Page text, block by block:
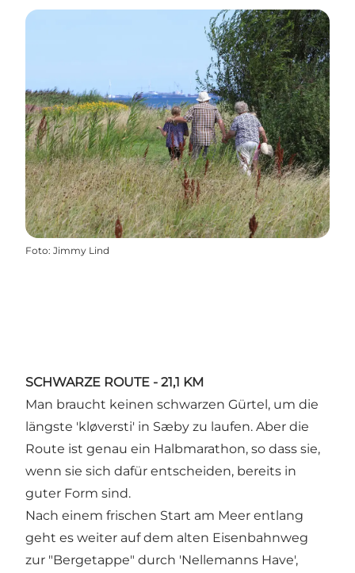
Foto: Jimmy Lind
SCHWARZE ROUTE - 21,1 KM
Man braucht keinen schwarzen Gürtel, um die
längste 'kløversti' in Sæby zu laufen. Aber die
Route ist genau ein Halbmarathon, so dass sie,
wenn sie sich dafür entscheiden, bereits in
guter Form sind.
Nach einem frischen Start am Meer entlang
geht es weiter auf dem alten Eisenbahnweg
zur "Bergetappe" durch 'Nellemanns Have',